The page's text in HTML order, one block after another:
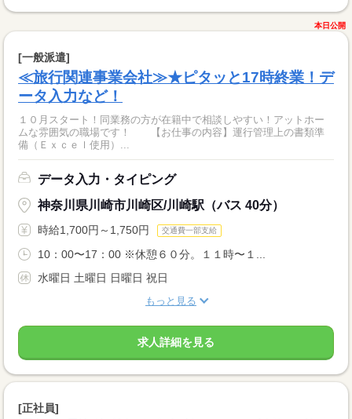
本日公開
[一般派遣]
≪旅行関連事業会社≫★ピタッと17時終業！デ
ータ入力など！
１０月スタート！同業務の方が在籍中で相談しやすい！アットホー
ムな雰囲気の職場です！ 【お仕事の内容】運行管理上の書類準
備（Ｅｘｃｅｌ使用）...
データ入力・タイピング
神奈川県川崎市川崎区/川崎駅（バス 40分）
時給1,700円～1,750円 交通費一部支給
10：00〜17：00 ※休憩６０分。１１時〜１...
水曜日 土曜日 日曜日 祝日
もっと見る
求人詳細を見る
[正社員]